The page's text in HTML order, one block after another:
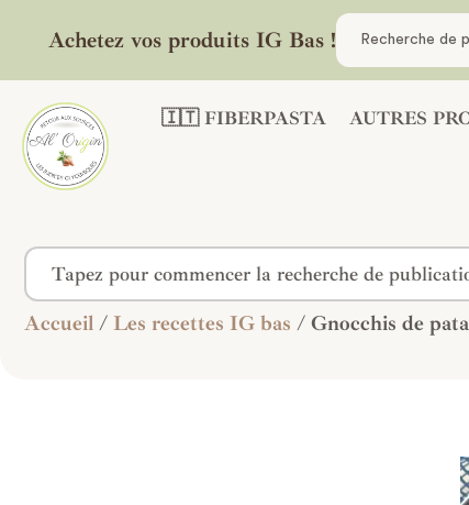
Achetez vos produits IG Bas !
🇮🇹 FIBERPASTA AUTRES
Accueil / Les recettes IG bas / Gnocchis de